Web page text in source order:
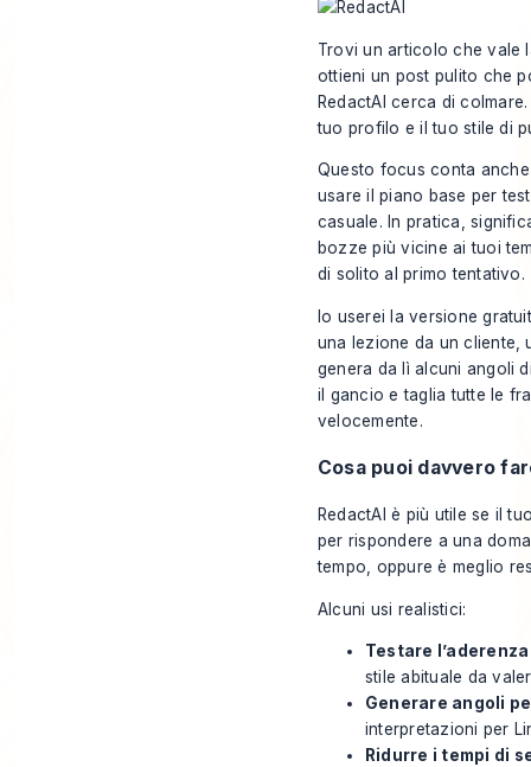
Trovi un articolo che vale
ottieni un post pulito che
RedactAI cerca di
tuo profilo e il tuo stile di
Questo focus conta
usare il piano base per
casuale. In pratica,
bozze più vicine ai tuoi
di solito al primo tentativo.
Io userei la versione
una lezione da un cliente,
genera da lì alcuni angoli
il gancio e taglia tutte le
velocemente.
Cosa puoi davvero
RedactAI è più utile se il
per rispondere a una
tempo, oppure è meglio
Alcuni usi realistici:
Testare
stile abituale da
Generare angoli
interpretazioni per
Ridurre i tempi di